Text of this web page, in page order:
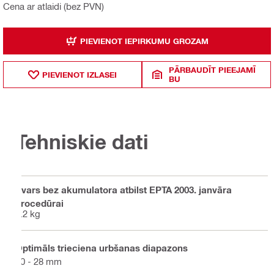
Cena ar atlaidi (bez PVN)
PIEVIENOT IEPIRKUMU GROZAM
PIEVIENOT IZLASEI
PĀRBAUDĪT PIEEJAMĪ
BU
Tehniskie dati
Svars bez akumulatora atbilst EPTA 2003. janvāra
procedūrai
4.2 kg
Optimāls trieciena urbšanas diapazons
10 - 28 mm